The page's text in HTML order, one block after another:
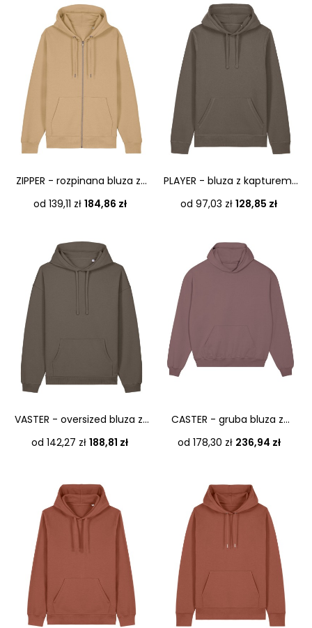
ZIPPER - rozpinana bluza z...
od 139,11 zł Cena
184,86 zł
PLAYER - bluza z kapturem...
od 97,03 zł Cena
128,85 zł
VASTER - oversized bluza z...
od 142,27 zł Cena
188,81 zł
CASTER - gruba bluza z...
od 178,30 zł Cena
236,94 zł